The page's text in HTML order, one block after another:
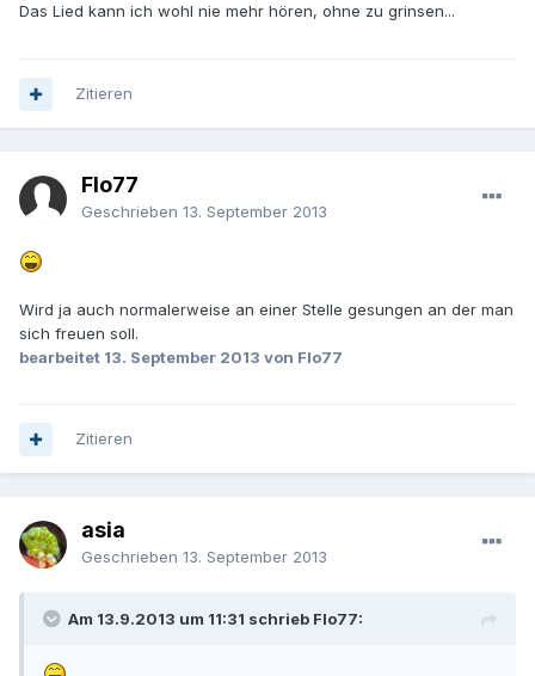
Das Lied kann ich wohl nie mehr hören, ohne zu grinsen...
Zitieren
Flo77
Geschrieben 13. September 2013
Wird ja auch normalerweise an einer Stelle gesungen an der man
sich freuen soll.
bearbeitet 13. September 2013 von Flo77
Zitieren
asia
Geschrieben 13. September 2013
Am 13.9.2013 um 11:31 schrieb Flo77: